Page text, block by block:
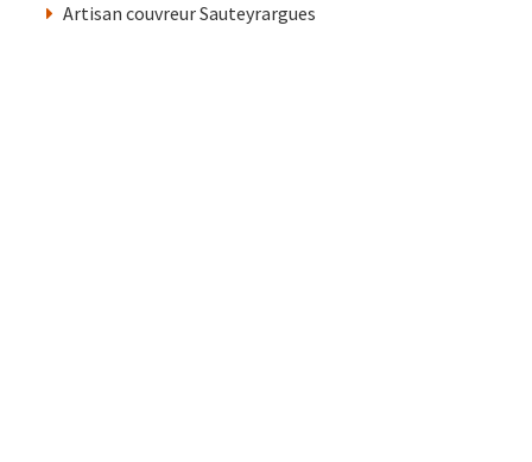
Artisan couvreur Sauteyrargues